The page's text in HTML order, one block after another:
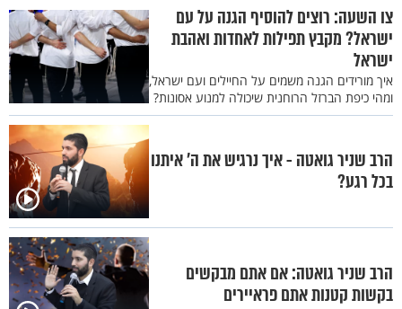
צו השעה: רוצים להוסיף הגנה על עם
ישראל? מקבץ תפילות לאחדות ואהבת
ישראל
איך מורידים הגנה משמים על החיילים ועם ישראל,
ומהי כיפת הברזל הרוחנית שיכולה למנוע אסונות?
הרב שניר גואטה - איך נרגיש את ה' איתנו
בכל רגע?
הרב שניר גואטה: אם אתם מבקשים
בקשות קטנות אתם פראיירים